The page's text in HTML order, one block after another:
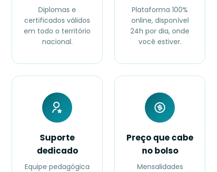
Diplomas e
certificados válidos
em todo o território
nacional.
Plataforma 100%
online, disponível
24h por dia, onde
você estiver.
Suporte
dedicado
Equipe pedagógica
Preço que cabe
no bolso
Mensalidades